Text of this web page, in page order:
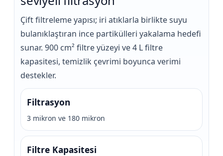
Çift filtreleme yapısı; iri atıklarla birlikte suyu
bulanıklaştıran ince partikülleri yakalama hedefi
sunar. 900 cm² filtre yüzeyi ve 4 L filtre
kapasitesi, temizlik çevrimi boyunca verimi
destekler.
Filtrasyon
3 mikron ve 180 mikron
Filtre Kapasitesi